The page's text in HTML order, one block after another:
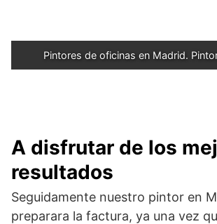
Pintores de oficinas en Madrid.
A disfrutar de los
resultados
Seguidamente nuestro pintor en
preparara la factura, ya una vez